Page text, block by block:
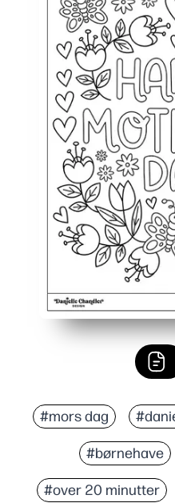
Bygger færdigheder -
Laver en souvenir -
#mors dag
#børnehave
#over 20 minutter